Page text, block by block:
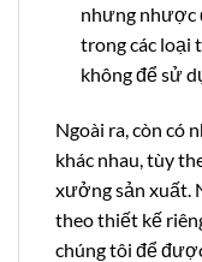
nhưng nhược
trong các loại
không để sử
Ngoài ra, còn có
khác nhau, tùy
xưởng sản xuất.
theo thiết kế
chúng tôi để